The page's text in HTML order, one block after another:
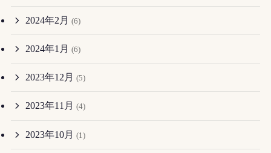
2024年2月 (6)
2024年1月 (6)
2023年12月 (5)
2023年11月 (4)
2023年10月 (1)